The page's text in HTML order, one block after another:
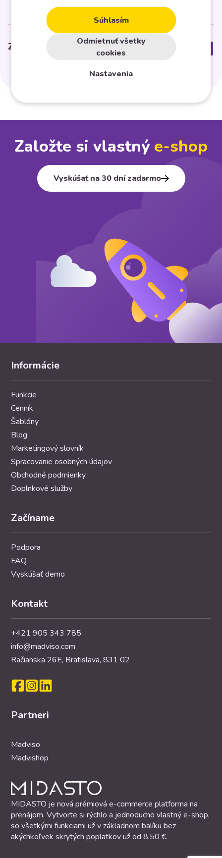
Zdielať článok
Založte si vlastný e⁠-⁠shop
Vyskúšať na 30 dní zadarmo
Súhlasím
Odmietnuť všetky
cookies
Nastavenia
Informácie
Funkcie
Cenník
Šablóny
Blog
Marketingový slovník
Spracovanie osobných údajov
Obchodné podmienky
Doplnkové služby
Začíname
Podpora
FAQ
Vyskúšať demo
Kontakt
+421 905 343 785
info@madviso.com
Račianska 26E, Bratislava, 831 02
Partneri
Madviso
Madvishop
MIDASTO je nová prémiová e-commerce platforma na
prenájom. Vytvorte si rýchlo a jednoducho vlastný e-shop,
so všetkými funkciami už v základnom balíku bez
akýchkoľvek skrytých poplatkov už od 8,50 €.